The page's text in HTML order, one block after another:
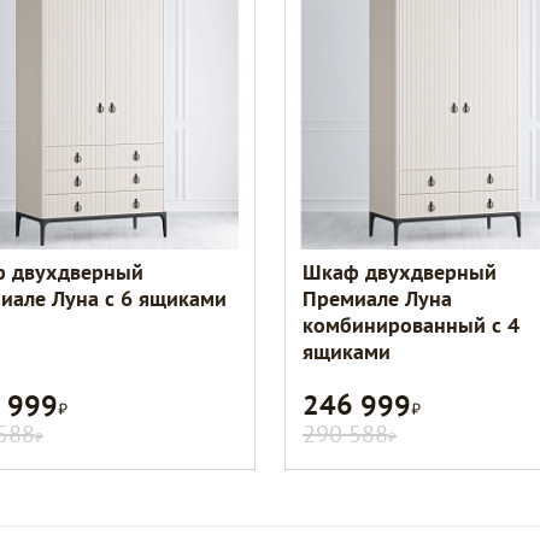
Луна с 6 ящиками
Р
Р
Шкаф двухдверный
Премиале Луна
комбинированный с 4
ящиками
246 999Р
290 588Р